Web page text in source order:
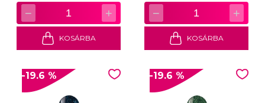
− 1 +
KOSÁRBA
− 1 +
KOSÁRBA
-19.6 % -19.6 %